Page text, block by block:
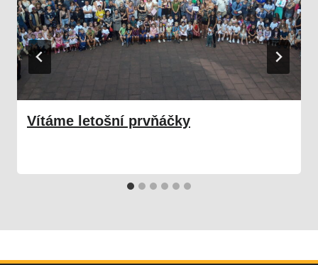
Vítáme letošní prvňáčky